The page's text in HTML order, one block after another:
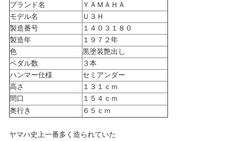
ブランド名
ＹＡＭＡＨＡ
モデル名
Ｕ３Ｈ
製造番号
１４０３１８０
製造年
１９７２年
色
黒塗装艶出し
ペダル数
３本
ハンマー仕様
セミアンダー
高さ
１３１ｃｍ
間口
１５４ｃｍ
奥行き
６５ｃｍ
ヤマハ史上一番多く造られていた